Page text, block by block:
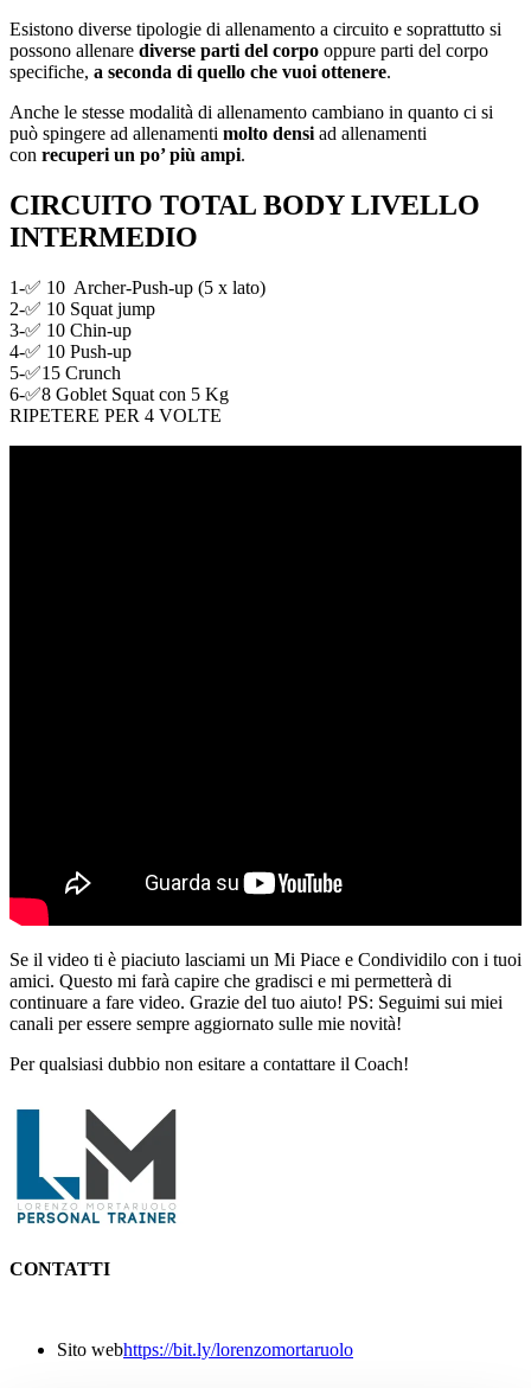
Esistono diverse tipologie di allenamento a circuito e soprattutto si
possono allenare diverse parti del corpo oppure parti del corpo
specifiche, a seconda di quello che vuoi ottenere.
Anche le stesse modalità di allenamento cambiano in quanto ci si
può spingere ad allenamenti molto densi ad allenamenti
con recuperi un po’ più ampi.
CIRCUITO TOTAL BODY LIVELLO
INTERMEDIO
1-✅ 10 Archer-Push-up (5 x lato)
2-✅ 10 Squat jump
3-✅ 10 Chin-up
4-✅ 10 Push-up
5-✅15 Crunch
6-✅8 Goblet Squat con 5 Kg
RIPETERE PER 4 VOLTE
Se il video ti è piaciuto lasciami un Mi Piace e Condividilo con i tuoi
amici. Questo mi farà capire che gradisci e mi permetterà di
continuare a fare video. Grazie del tuo aiuto! PS: Seguimi sui miei
canali per essere sempre aggiornato sulle mie novità!
Per qualsiasi dubbio non esitare a contattare il Coach!
CONTATTI
Sito webhttps://bit.ly/lorenzomortaruolo